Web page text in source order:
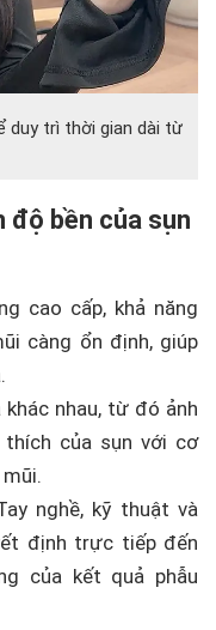
duy trì thời gian dài từ
độ bền của sụn
cao cấp, khả năng
càng ổn định, giúp
nhau, từ đó ảnh
của sụn với cơ
nghề, kỹ thuật và
định trực tiếp đến
của kết quả phẫu